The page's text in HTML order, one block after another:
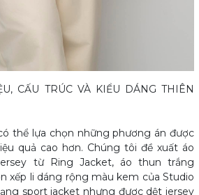
CẤU TRÚC VÀ KIỂU DÁNG THIÊN
thể lựa chọn những phương án được
quả cao hơn. Chúng tôi đề xuất áo
từ Ring Jacket, áo thun trắng
xếp li dáng rộng màu kem của Studio
sport jacket nhưng được dệt jersey